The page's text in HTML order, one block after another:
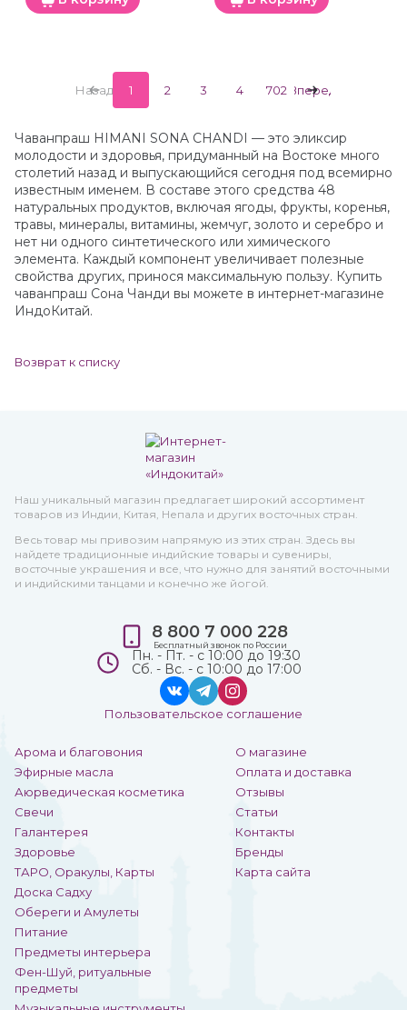
Назад 1 2 3 4 702 Вперед
Чаванпраш HIMANI SONA CHANDI — это эликсир
молодости и здоровья, придуманный на Востоке много
столетий назад и выпускающийся сегодня под всемирно
известным именем. В составе этого средства 48
натуральных продуктов, включая ягоды, фрукты, коренья,
травы, минералы, витамины, жемчуг, золото и серебро и
нет ни одного синтетического или химического
элемента. Каждый компонент увеличивает полезные
свойства других, принося максимальную пользу. Купить
чаванпраш Сона Чанди вы можете в интернет-магазине
ИндоКитай.
Возврат к списку
Наш уникальный магазин предлагает широкий ассортимент
товаров из Индии, Китая, Непала и других восточных стран.
Весь товар мы привозим напрямую из этих стран. Здесь вы
найдете традиционные индийские товары и сувениры,
восточные украшения и все, что нужно для занятий восточными
и индийскими танцами и конечно же йогой.
Арома и благовония
Эфирные масла
Аюрведическая косметика
Свечи
Галантерея
Здоровье
ТАРО, Оракулы, Карты
Доска Садху
Обереги и Амулеты
Питание
Предметы интерьера
Фен-Шуй, ритуальные
предметы
О магазине
Оплата и доставка
Отзывы
Статьи
Контакты
Бренды
Карта сайта
8 800 7 000 228
Бесплатный звонок по России
Пн. - Пт. - с 10:00 до 19:30
Сб. - Вс. - с 10:00 до 17:00
Пользовательское соглашение